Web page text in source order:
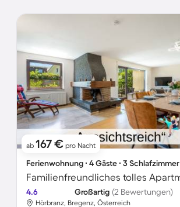
ab 167 € pro Nacht
Ferienwohnung ∙ 4 Gäste ∙ 3 Schlafzimmer
4.6 Großartig (2 Bewertungen)
Hörbranz, Bregenz, Österreich